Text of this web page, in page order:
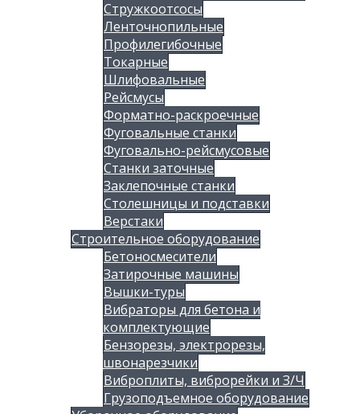
Стружкоотсосы
Ленточнопильные
Профилегибочные
Токарные
Шлифовальные
Рейсмусы
Форматно-раскроечные
Фуговальные станки
Фуговально-рейсмусовые
Станки заточные
Заклепочные станки
Столешницы и подставки
Верстаки
Строительное оборудование
Бетоносмесители
Затирочные машины
Вышки-туры
Вибраторы для бетона и
комплектующие
Бензорезы, электрорезы,
швонарезчики
Виброплиты, виброрейки и З/Ч
Грузоподъемное оборудование